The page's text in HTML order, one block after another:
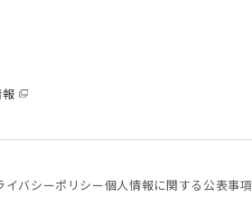
イバシーポリシー個⼈情報に関する公表事項